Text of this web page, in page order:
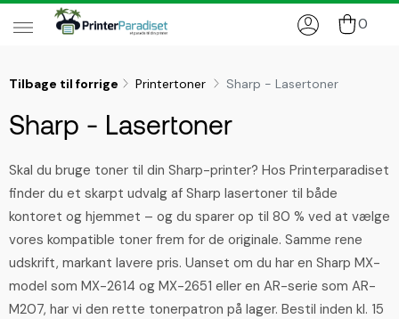
0
Tilbage til forrige Printertoner Sharp - Lasertoner
Sharp - Lasertoner
Skal du bruge toner til din Sharp-printer? Hos Printerparadiset
finder du et skarpt udvalg af Sharp lasertoner til både
kontoret og hjemmet – og du sparer op til 80 % ved at vælge
vores kompatible toner frem for de originale. Samme rene
udskrift, markant lavere pris. Uanset om du har en Sharp MX-
model som MX-2614 og MX-2651 eller en AR-serie som AR-
M207, har vi den rette tonerpatron på lager. Bestil inden kl. 15